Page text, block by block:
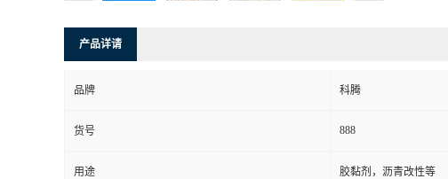
产品详请
品牌 科腾
货号 888
用途 胶黏剂，沥青改性等